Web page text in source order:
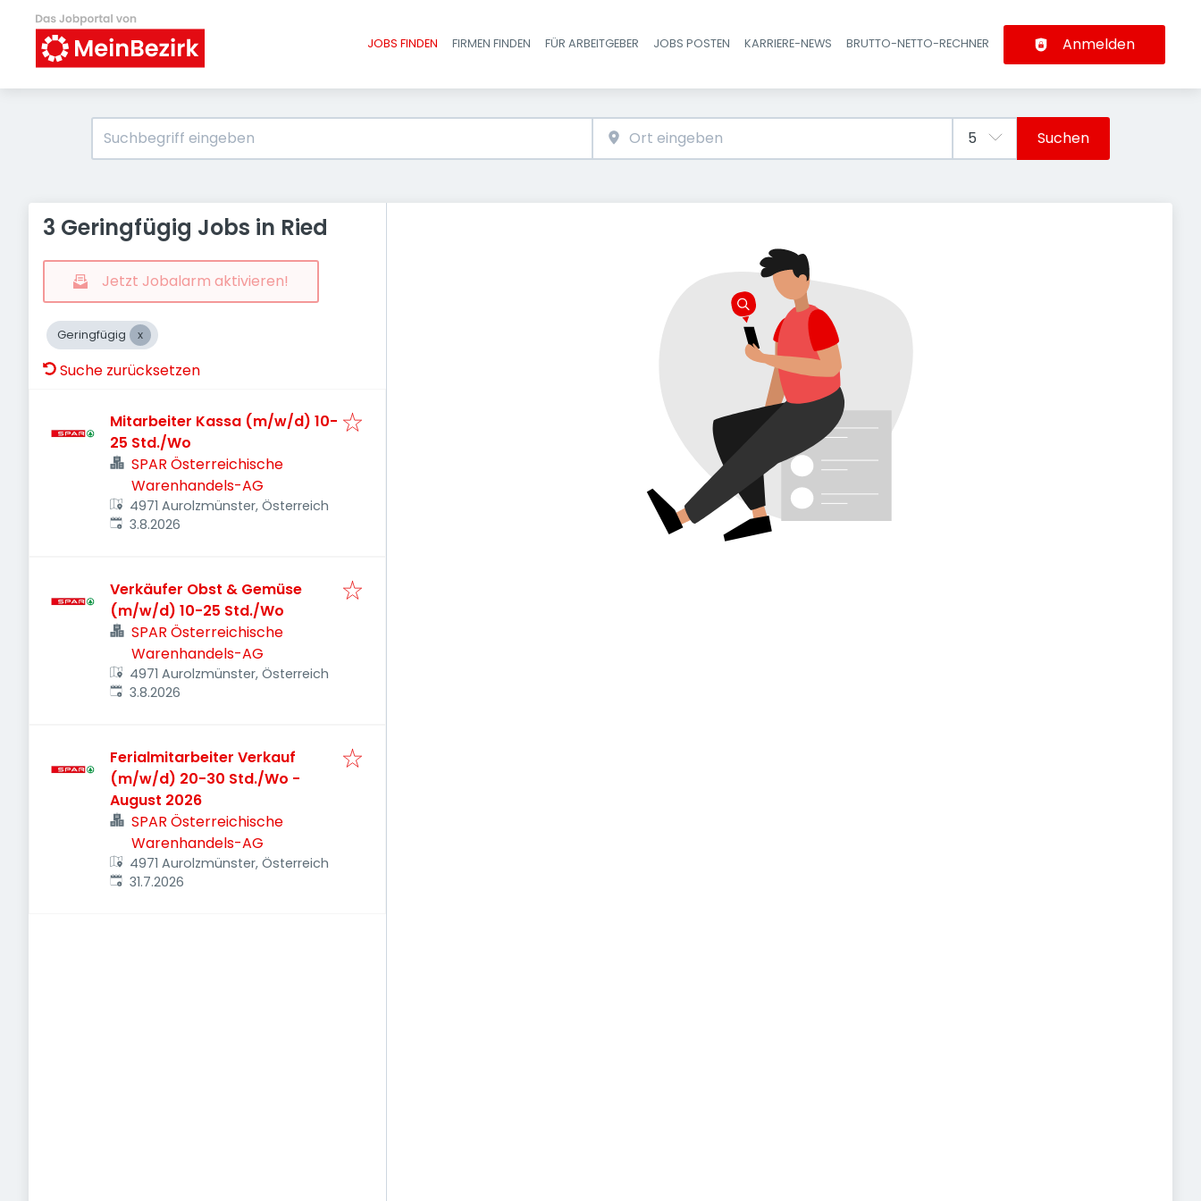
Haupt-Navigation
JOBS FINDEN FIRMEN FINDEN FÜR ARBEITGEBER JOBS POSTEN KARRIERE-NEWS BRUTTO-NETTO-RECHNER Anmelden
Suchen
3 Geringfügig Jobs in Ried
Jetzt Jobalarm aktivieren!
Geringfügig
Suche zurücksetzen
Mitarbeiter Kassa (m/w/d) 10-
25 Std./Wo
SPAR Österreichische
Warenhandels-AG
4971 Aurolzmünster, Österreich
Veröffentlicht
3.8.2026
Verkäufer Obst & Gemüse
(m/w/d) 10-25 Std./Wo
SPAR Österreichische
Warenhandels-AG
4971 Aurolzmünster, Österreich
Veröffentlicht
3.8.2026
Ferialmitarbeiter Verkauf
(m/w/d) 20-30 Std./Wo -
August 2026
SPAR Österreichische
Warenhandels-AG
4971 Aurolzmünster, Österreich
Veröffentlicht
31.7.2026